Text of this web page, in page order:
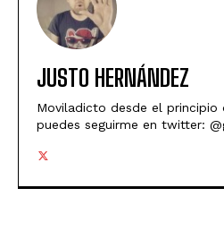
JUSTO HERNÁNDEZ
Moviladicto desde el principio
puedes seguirme en twitter: